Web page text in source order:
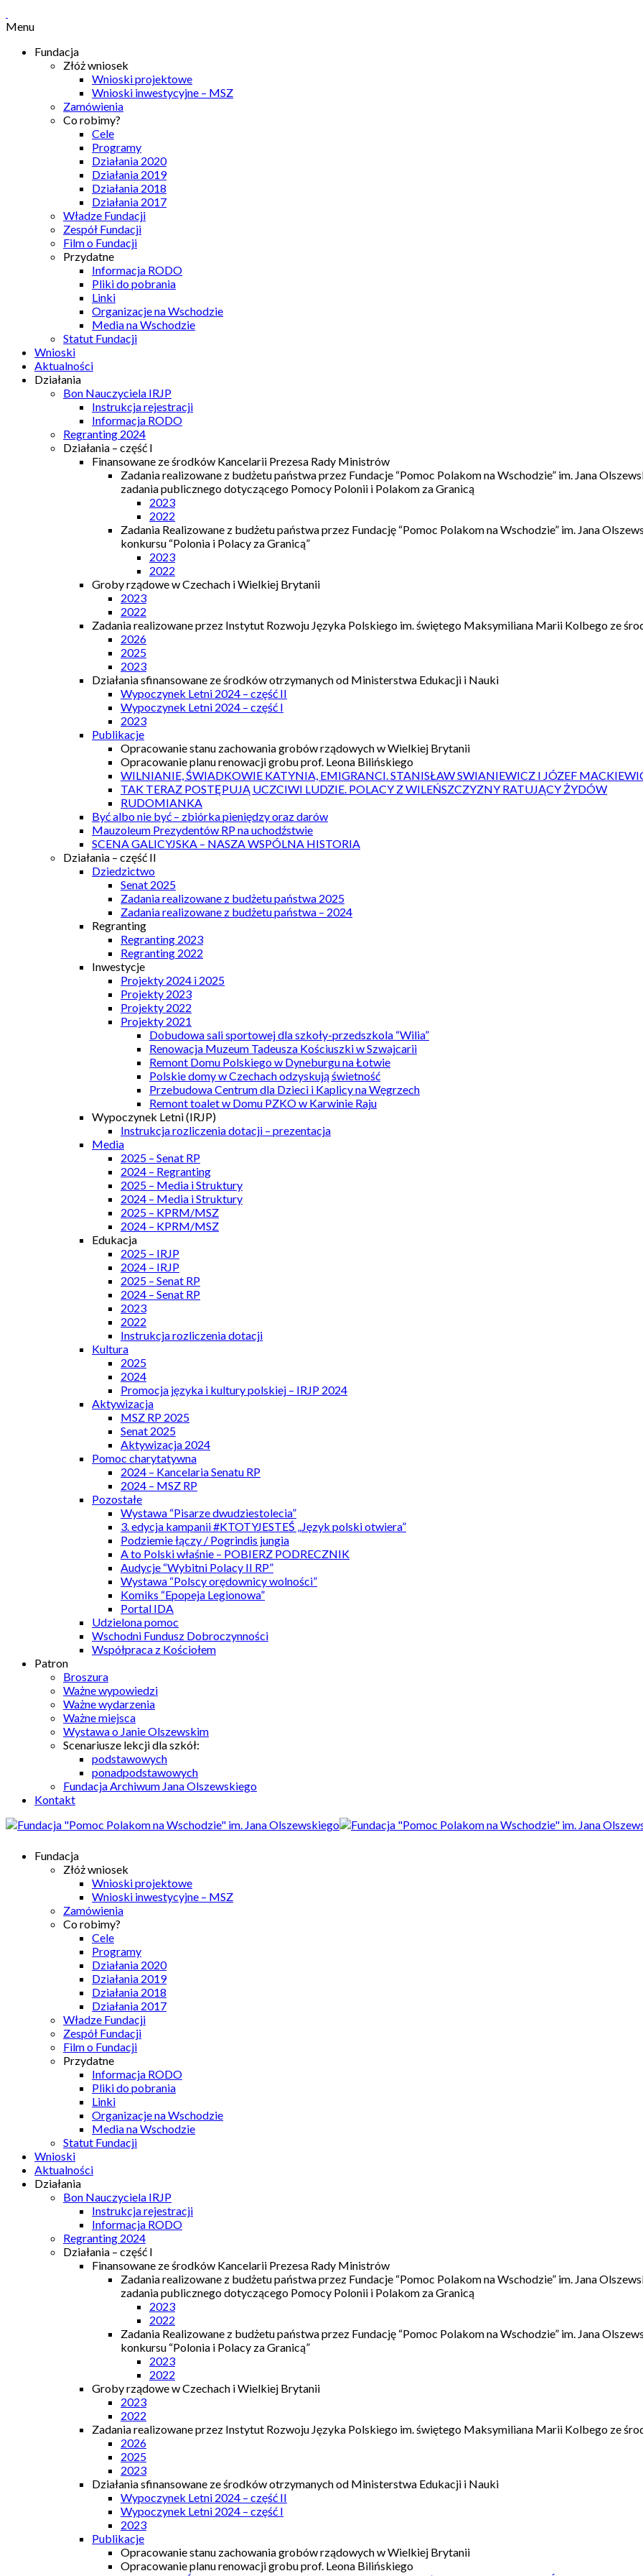
Menu
Fundacja
Złóż wniosek
Wnioski projektowe
Wnioski inwestycyjne – MSZ
Zamówienia
Co robimy?
Cele
Programy
Działania 2020
Działania 2019
Działania 2018
Działania 2017
Władze Fundacji
Zespół Fundacji
Film o Fundacji
Przydatne
Informacja RODO
Pliki do pobrania
Linki
Organizacje na Wschodzie
Media na Wschodzie
Statut Fundacji
Wnioski
Aktualności
Działania
Bon Nauczyciela IRJP
Instrukcja rejestracji
Informacja RODO
Regranting 2024
Działania – część I
Finansowane ze środków Kancelarii Prezesa Rady Ministrów
Zadania realizowane z budżetu państwa przez Fundacje “Pomoc Polakom na Wschodzie” im. Jana
zadania publicznego dotyczącego Pomocy Polonii i Polakom za Granicą
2023
2022
Zadania Realizowane z budżetu państwa przez Fundację “Pomoc Polakom na Wschodzie” im. Jana
konkursu “Polonia i Polacy za Granicą”
2023
2022
Groby rządowe w Czechach i Wielkiej Brytanii
2023
2022
Zadania realizowane przez Instytut Rozwoju Języka Polskiego im. świętego Maksymiliana Marii Kolbego ze
2026
2025
2023
Działania sfinansowane ze środków otrzymanych od Ministerstwa Edukacji i Nauki
Wypoczynek Letni 2024 – część II
Wypoczynek Letni 2024 – część I
2023
Publikacje
Opracowanie stanu zachowania grobów rządowych w Wielkiej Brytanii
Opracowanie planu renowacji grobu prof. Leona Bilińskiego
WILNIANIE, ŚWIADKOWIE KATYNIA, EMIGRANCI. STANISŁAW SWIANIEWICZ I JÓZEF
TAK TERAZ POSTĘPUJĄ UCZCIWI LUDZIE. POLACY Z WILEŃSZCZYZNY RATUJĄCY ŻYDÓW
RUDOMIANKA
Być albo nie być – zbiórka pieniędzy oraz darów
Mauzoleum Prezydentów RP na uchodźstwie
SCENA GALICYJSKA – NASZA WSPÓLNA HISTORIA
Działania – część II
Dziedzictwo
Senat 2025
Zadania realizowane z budżetu państwa 2025
Zadania realizowane z budżetu państwa – 2024
Regranting
Regranting 2023
Regranting 2022
Inwestycje
Projekty 2024 i 2025
Projekty 2023
Projekty 2022
Projekty 2021
Dobudowa sali sportowej dla szkoły-przedszkola “Wilia”
Renowacja Muzeum Tadeusza Kościuszki w Szwajcarii
Remont Domu Polskiego w Dyneburgu na Łotwie
Polskie domy w Czechach odzyskują świetność
Przebudowa Centrum dla Dzieci i Kaplicy na Węgrzech
Remont toalet w Domu PZKO w Karwinie Raju
Wypoczynek Letni (IRJP)
Instrukcja rozliczenia dotacji – prezentacja
Media
2025 – Senat RP
2024 – Regranting
2025 – Media i Struktury
2024 – Media i Struktury
2025 – KPRM/MSZ
2024 – KPRM/MSZ
Edukacja
2025 – IRJP
2024 – IRJP
2025 – Senat RP
2024 – Senat RP
2023
2022
Instrukcja rozliczenia dotacji
Kultura
2025
2024
Promocja języka i kultury polskiej – IRJP 2024
Aktywizacja
MSZ RP 2025
Senat 2025
Aktywizacja 2024
Pomoc charytatywna
2024 – Kancelaria Senatu RP
2024 – MSZ RP
Pozostałe
Wystawa “Pisarze dwudziestolecia”
3. edycja kampanii #KTOTYJESTEŚ „Język polski otwiera”
Podziemie łączy / Pogrindis jungia
A to Polski właśnie – POBIERZ PODRECZNIK
Audycje “Wybitni Polacy II RP”
Wystawa “Polscy orędownicy wolności”
Komiks “Epopeja Legionowa”
Portal IDA
Udzielona pomoc
Wschodni Fundusz Dobroczynności
Współpraca z Kościołem
Patron
Broszura
Ważne wypowiedzi
Ważne wydarzenia
Ważne miejsca
Wystawa o Janie Olszewskim
Scenariusze lekcji dla szkół:
podstawowych
ponadpodstawowych
Fundacja Archiwum Jana Olszewskiego
Kontakt
Fundacja
Złóż wniosek
Wnioski projektowe
Wnioski inwestycyjne – MSZ
Zamówienia
Co robimy?
Cele
Programy
Działania 2020
Działania 2019
Działania 2018
Działania 2017
Władze Fundacji
Zespół Fundacji
Film o Fundacji
Przydatne
Informacja RODO
Pliki do pobrania
Linki
Organizacje na Wschodzie
Media na Wschodzie
Statut Fundacji
Wnioski
Aktualności
Działania
Bon Nauczyciela IRJP
Instrukcja rejestracji
Informacja RODO
Regranting 2024
Działania – część I
Finansowane ze środków Kancelarii Prezesa Rady Ministrów
Zadania realizowane z budżetu państwa przez Fundacje “Pomoc Polakom na Wschodzie” im. Jana
zadania publicznego dotyczącego Pomocy Polonii i Polakom za Granicą
2023
2022
Zadania Realizowane z budżetu państwa przez Fundację “Pomoc Polakom na Wschodzie” im. Jana
konkursu “Polonia i Polacy za Granicą”
2023
2022
Groby rządowe w Czechach i Wielkiej Brytanii
2023
2022
Zadania realizowane przez Instytut Rozwoju Języka Polskiego im. świętego Maksymiliana Marii Kolbego ze
2026
2025
2023
Działania sfinansowane ze środków otrzymanych od Ministerstwa Edukacji i Nauki
Wypoczynek Letni 2024 – część II
Wypoczynek Letni 2024 – część I
2023
Publikacje
Opracowanie stanu zachowania grobów rządowych w Wielkiej Brytanii
Opracowanie planu renowacji grobu prof. Leona Bilińskiego